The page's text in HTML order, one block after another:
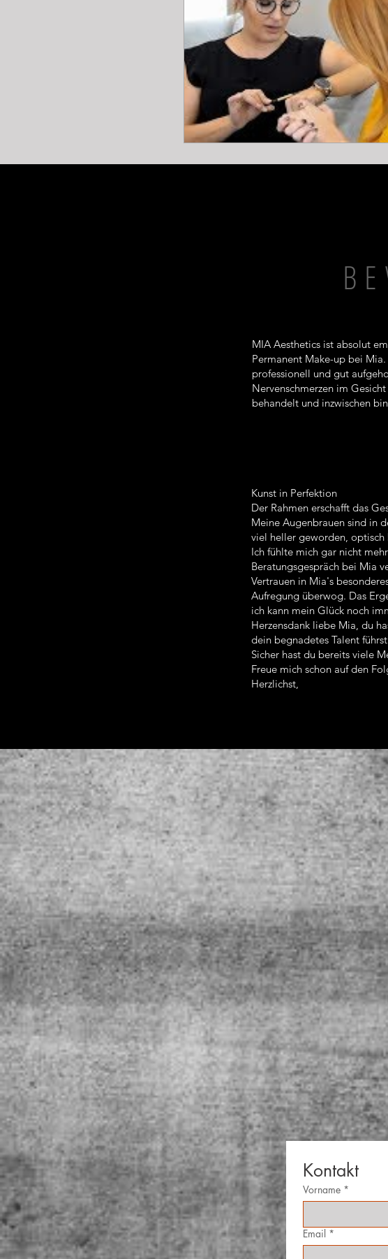
MIA Aesthetics ist absolut
Permanent Make-up bei
professionell und gut
Nervenschmerzen im
behandelt und inzwischen
Kunst in Perfektion
Der Rahmen erschafft das
Meine Augenbrauen sind in
viel heller geworden, optisch
Ich fühlte mich gar nicht
Beratungsgespräch bei Mia
Vertrauen in Mia's
Aufregung überwog. Das
ich kann mein Glück noch
Herzensdank liebe Mia, du
dein begnadetes Talent
Sicher hast du bereits viele
Freue mich schon auf den
Herzlichst,
Kontakt
Vorname *
Email *